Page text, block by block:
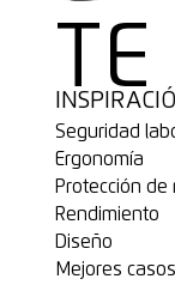
TE
Seguridad
Ergonomía
Protección de
Rendimiento
Diseño
Mejores casos